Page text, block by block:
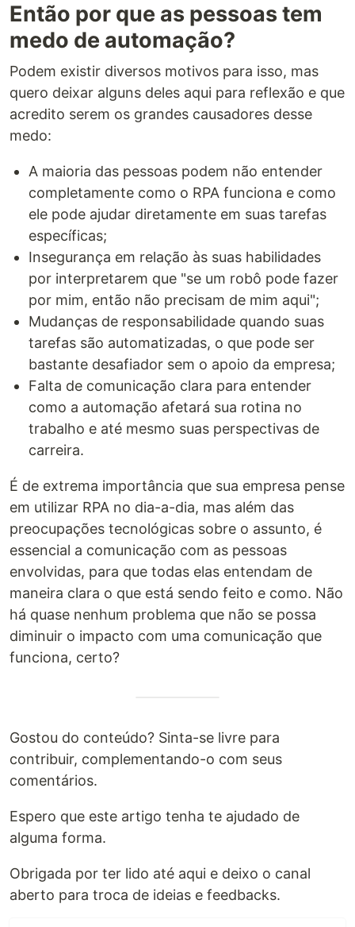
Então por que as pessoas tem
medo de automação?
Podem existir diversos motivos para isso, mas
quero deixar alguns deles aqui para reflexão e que
acredito serem os grandes causadores desse
medo:
A maioria das pessoas podem não entender
completamente como o RPA funciona e como
ele pode ajudar diretamente em suas tarefas
específicas;
Insegurança em relação às suas habilidades
por interpretarem que "se um robô pode fazer
por mim, então não precisam de mim aqui";
Mudanças de responsabilidade quando suas
tarefas são automatizadas, o que pode ser
bastante desafiador sem o apoio da empresa;
Falta de comunicação clara para entender
como a automação afetará sua rotina no
trabalho e até mesmo suas perspectivas de
carreira.
É de extrema importância que sua empresa pense
em utilizar RPA no dia-a-dia, mas além das
preocupações tecnológicas sobre o assunto, é
essencial a comunicação com as pessoas
envolvidas, para que todas elas entendam de
maneira clara o que está sendo feito e como. Não
há quase nenhum problema que não se possa
diminuir o impacto com uma comunicação que
funciona, certo?
Gostou do conteúdo? Sinta-se livre para
contribuir, complementando-o com seus
comentários.
Espero que este artigo tenha te ajudado de
alguma forma.
Obrigada por ter lido até aqui e deixo o canal
aberto para troca de ideias e feedbacks.